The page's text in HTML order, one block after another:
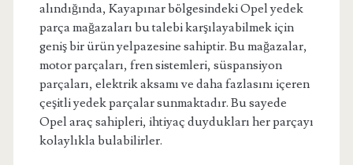
alındığında, Kayapınar bölgesindeki Opel yedek
parça mağazaları bu talebi karşılayabilmek için
geniş bir ürün yelpazesine sahiptir. Bu mağazalar,
motor parçaları, fren sistemleri, süspansiyon
parçaları, elektrik aksamı ve daha fazlasını içeren
çeşitli yedek parçalar sunmaktadır. Bu sayede
Opel araç sahipleri, ihtiyaç duydukları her parçayı
kolaylıkla bulabilirler.